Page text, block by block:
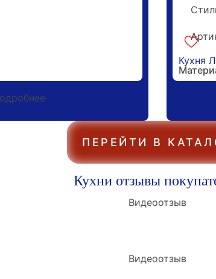
Кухня
ПЕРЕЙТИ В
Кухни отзывы
Видеоотзыв
Видеоотзыв